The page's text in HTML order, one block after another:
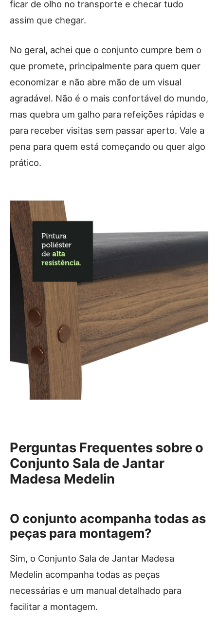
ficar de olho no transporte e checar tudo
assim que chegar.
No geral, achei que o conjunto cumpre bem o
que promete, principalmente para quem quer
economizar e não abre mão de um visual
agradável. Não é o mais confortável do mundo,
mas quebra um galho para refeições rápidas e
para receber visitas sem passar aperto. Vale a
pena para quem está começando ou quer algo
prático.
Perguntas Frequentes sobre o
Conjunto Sala de Jantar
Madesa Medelin
O conjunto acompanha todas as
peças para montagem?
Sim, o Conjunto Sala de Jantar Madesa
Medelin acompanha todas as peças
necessárias e um manual detalhado para
facilitar a montagem.